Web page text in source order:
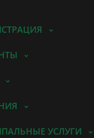
УСЛУГИ